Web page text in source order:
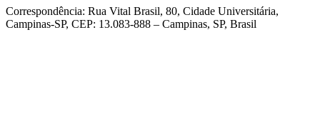
Correspondência: Rua Vital Brasil, 80, Cidade Universitária,
Campinas-SP, CEP: 13.083-888 – Campinas, SP, Brasil